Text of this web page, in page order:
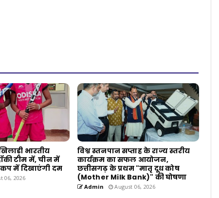
भारतीय
टीम में, चीन में
में दिखाएंगी दम
06, 2026
विश्व स्तनपान सप्ताह के राज्य स्तरीय
कार्यक्रम का सफल आयोजन,
छत्तीसगढ़ के प्रथम "मातृ दूध कोष
(Mother Milk Bank)" की घोषणा
Admin August 06, 2026